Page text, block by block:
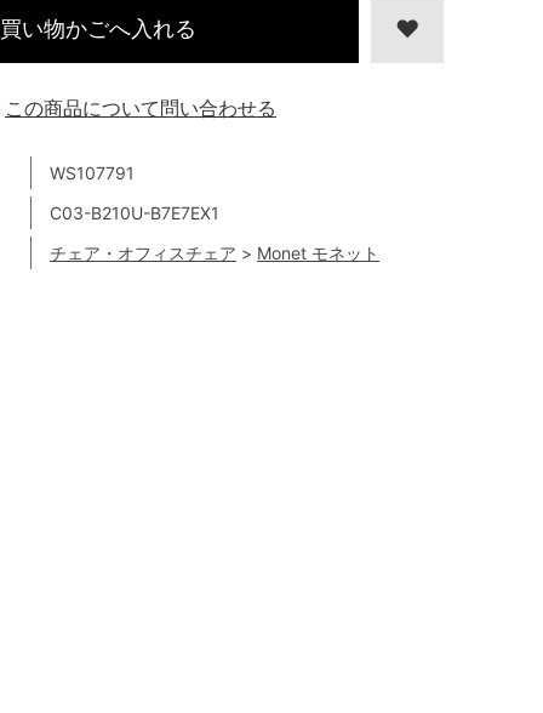
WS107791
C03-B210U-B7E7EX1
チェア・オフィスチェア > Monet モネット
買い物かごへ入れる
この商品について問い合わせる